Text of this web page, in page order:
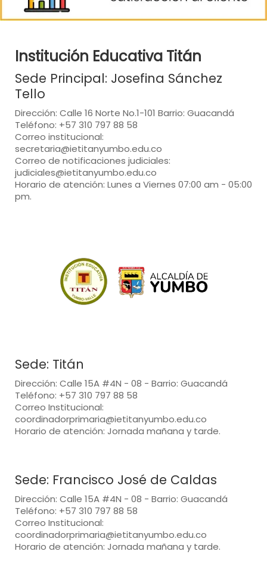
Institución Educativa Titán
Sede Principal: Josefina Sánchez
Tello
Dirección: Calle 16 Norte No.1-101 Barrio: Guacandá
Teléfono: +57 310 797 88 58
Correo institucional:
secretaria@ietitanyumbo.edu.co
Correo de notificaciones judiciales:
judiciales@ietitanyumbo.edu.co
Horario de atención: Lunes a Viernes 07:00 am - 05:00
pm.
Sede: Titán
Dirección: Calle 15A #4N - 08 - Barrio: Guacandá
Teléfono: +57 310 797 88 58
Correo Institucional:
coordinadorprimaria@ietitanyumbo.edu.co
Horario de atención: Jornada mañana y tarde.
Sede: Francisco José de Caldas
Dirección: Calle 15A #4N - 08 - Barrio: Guacandá
Teléfono: +57 310 797 88 58
Correo Institucional:
coordinadorprimaria@ietitanyumbo.edu.co
Horario de atención: Jornada mañana y tarde.